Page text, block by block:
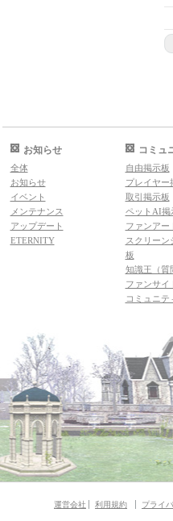
お知らせ
全体
お知らせ
イベント
メンテナンス
アップデート
ETERNITY
コミュ
自由掲示板
プレイヤー
取引掲示板
ペットAI掲
ファンアー
スクリーン
板
知識王（質
ファンサイ
コミュニテ
運営会社 利用規約 プライ